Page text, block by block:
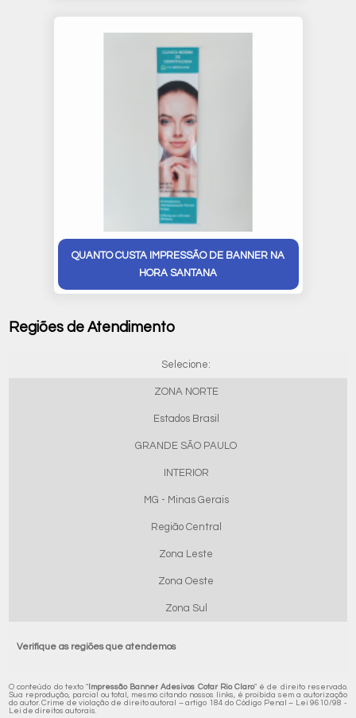
QUANTO CUSTA IMPRESSÃO DE BANNER NA
HORA SANTANA
Regiões de Atendimento
Selecione:
ZONA NORTE
Estados Brasil
GRANDE SÃO PAULO
INTERIOR
MG - Minas Gerais
Região Central
Zona Leste
Zona Oeste
Zona Sul
Verifique as regiões que atendemos
O conteúdo do texto " Impressão Banner Adesivos Cotar Rio Claro" é de direito reservado.
Sua reprodução, parcial ou total, mesmo citando nossos links, é proibida sem a autorização
do autor. Crime de violação de direito autoral – artigo 184 do Código Penal – Lei 9610/98 -
Lei de direitos autorais.